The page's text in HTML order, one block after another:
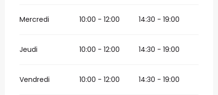
Mercredi 10:00 - 12:00 14:30 - 19:00
Jeudi 10:00 - 12:00 14:30 - 19:00
Vendredi 10:00 - 12:00 14:30 - 19:00